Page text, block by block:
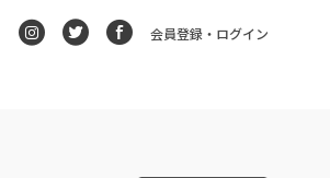
会員登録・ログイン